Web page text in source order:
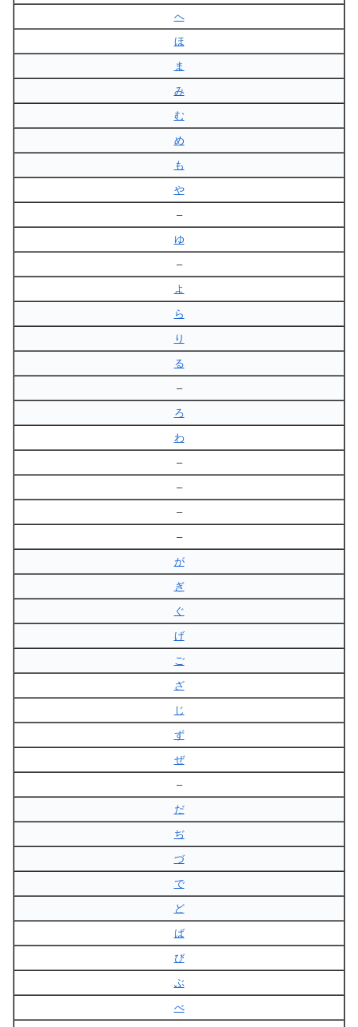
へ
ほ
ま
み
む
め
も
や
–
ゆ
–
よ
ら
り
る
–
ろ
わ
–
–
–
–
が
ぎ
ぐ
げ
ご
ざ
じ
ず
ぜ
–
だ
ぢ
づ
で
ど
ば
び
ぶ
べ